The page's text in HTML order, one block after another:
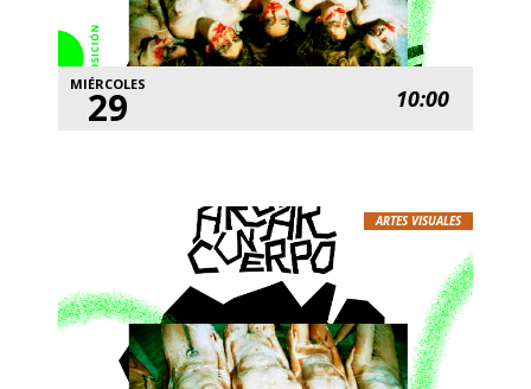
MIÉRCOLES
29 10:00
ARTES VISUALES